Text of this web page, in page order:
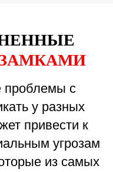
проблемы с
у разных
привести к
угрозам
из самых